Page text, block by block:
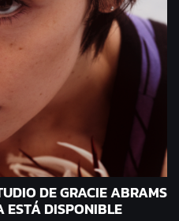
DE GRACIE ABRAMS
ESTÁ DISPONIBLE